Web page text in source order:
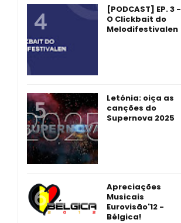
[PODCAST] EP. 3 -
O Clickbait do
Melodifestivalen
Letónia: oiça as
canções do
Supernova 2025
Apreciações
Musicais
Eurovisão'12 -
Bélgica!